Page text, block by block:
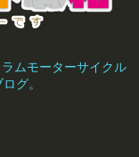
ムモーターサイクル
グ。